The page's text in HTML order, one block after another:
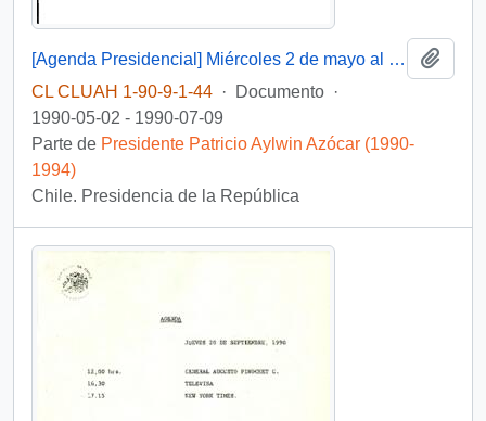
[Agenda Presidencial] Miércoles 2 de mayo al Lunes 9 de julio
CL CLUAH 1-90-9-1-44 · Documento ·
1990-05-02 - 1990-07-09
Parte de Presidente Patricio Aylwin Azócar (1990-
1994)
Chile. Presidencia de la República